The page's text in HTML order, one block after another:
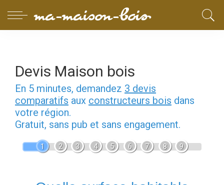
Devis Maison bois
En 5 minutes, demandez 3 devis
comparatifs aux constructeurs bois dans
votre région.
Gratuit, sans pub et sans engagement.
1 2 3 4 5 6 7 8 9